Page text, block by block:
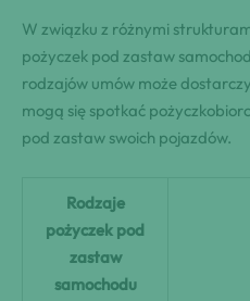
W związku z różnymi
pożyczek pod zastaw
rodzajów umów może
mogą się spotkać
pod zastaw swoich pojazdów.
Rodzaje
pożyczek pod
zastaw
samochodu